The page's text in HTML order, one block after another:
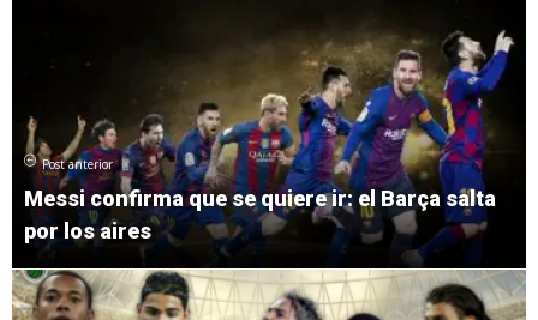
Post anterior
Messi confirma que se quiere ir: el Barça salta
por los aires